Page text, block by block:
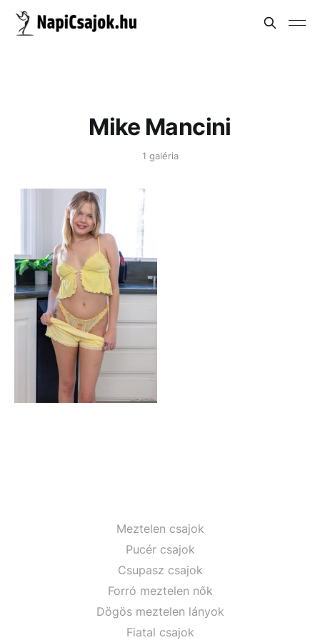
Mike Mancini
1 galéria
Meztelen csajok
Pucér csajok
Csupasz csajok
Forró meztelen nők
Dögös meztelen lányok
Fiatal csajok